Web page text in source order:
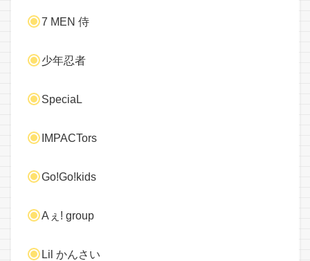
7 MEN 侍
少年忍者
SpeciaL
IMPACTors
Go!Go!kids
Aぇ! group
Lil かんさい